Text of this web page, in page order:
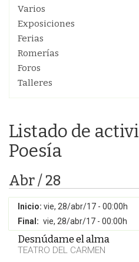
Varios
Exposiciones
Ferias
Romerías
Foros
Talleres
Listado de
Poesía
Abr / 28
Inicio: vie, 28/abr/17 - 00:00h
Final: vie, 28/abr/17 - 00:00h
Desnúdame el alma
TEATRO DEL CARMEN